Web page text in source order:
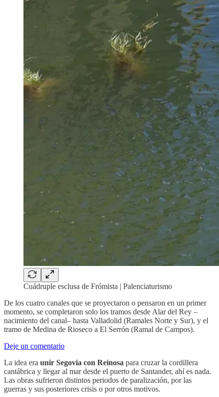
Cuádruple esclusa de Frómista | Palenciaturismo
De los cuatro canales que se proyectaron o pensaron en un primer
momento, se completaron solo los tramos desde Alar del Rey –
nacimiento del canal– hasta Valladolid (Ramales Norte y Sur), y el
tramo de Medina de Rioseco a El Serrón (Ramal de Campos).
Deje un comentario
La idea era unir Segovia con Reinosa para cruzar la cordillera
cantábrica y llegar al mar desde el puerto de Santander, ahí es nada.
Las obras sufrieron distintos periodos de paralización, por las
guerras y sus posteriores crisis o por otros motivos.